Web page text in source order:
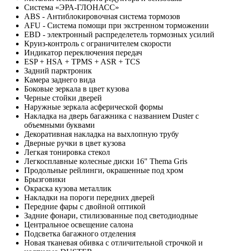
Система «ЭРА-ГЛОНАСС»
ABS - Антиблокировочная система тормозов
AFU - Система помощи при экстренном торможении
EBD - электронный распределетель тормозных усилий
Круиз-контроль с ограничителем скорости
Индикатор переключения передач
ESP + HSА + TPMS + ASR + TCS
Задний парктроник
Камера заднего вида
Боковые зеркала в цвет кузова
Черные стойки дверей
Наружные зеркала асферической формы
Накладка на дверь багажника с названием Duster с
объемными буквами
Декоративная накладка на выхлопную трубу
Дверные ручки в цвет кузова
Легкая тонировка стекол
Легкосплавные колесные диски 16" Thema Gris
Продольные рейлинги, окрашенные под хром
Брызговики
Окраска кузова металлик
Накладки на пороги передних дверей
Передние фары с двойной оптикой
Задние фонари, стилизованные под светодиодные
Центральное освещение салона
Подсветка багажного отделения
Новая тканевая обивка с отличительной строчкой и